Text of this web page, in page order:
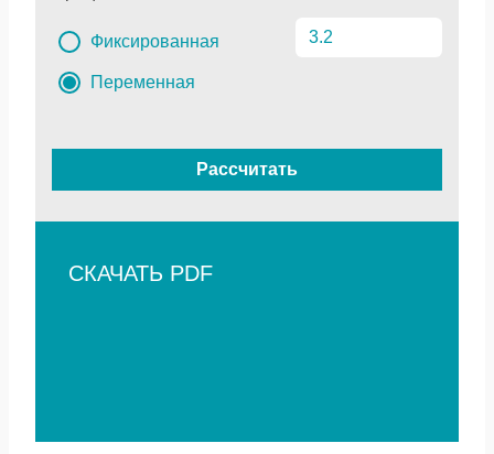
Фиксированная
Переменная
Рассчитать
СКАЧАТЬ PDF